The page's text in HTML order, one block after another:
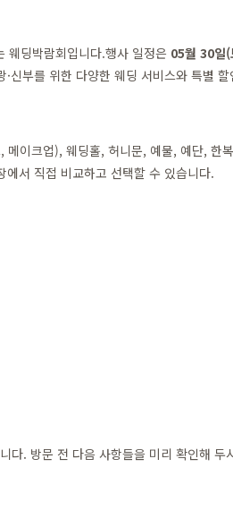
웨딩박람회입니다.행사 일정은 05월 30일
신부를 위한 다양한 웨딩 서비스와 특별
이크업), 웨딩홀, 허니문, 예물, 예단, 한
서 직접 비교하고 선택할 수 있습니다.
다. 방문 전 다음 사항들을 미리 확인해